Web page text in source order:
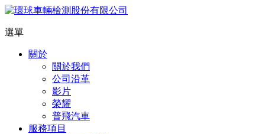
選單
關於
關於我們
公司沿革
影片
榮耀
普飛汽車
服務項目